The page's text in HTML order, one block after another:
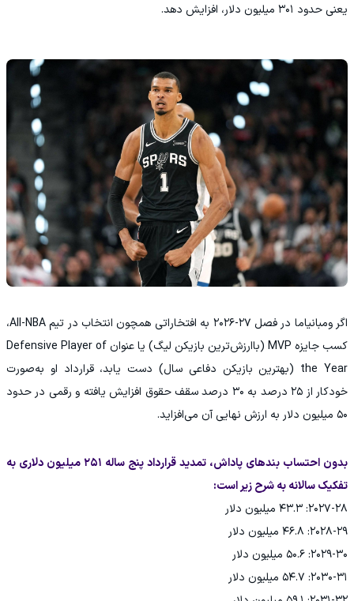
یعنی حدود ۳۰۱ میلیون دلار، افزایش دهد.
اگر ومبانیاما در فصل ۲۷-۲۰۲۶ به افتخاراتی همچون انتخاب در تیم All-NBA،
کسب جایزه MVP (باارزش‌ترین بازیکن لیگ) یا عنوان Defensive Player of
the Year (بهترین بازیکن دفاعی سال) دست یابد، قرارداد او به‌صورت
خودکار از ۲۵ درصد به ۳۰ درصد سقف حقوق افزایش یافته و رقمی در حدود
۵۰ میلیون دلار به ارزش نهایی آن می‌افزاید.
بدون احتساب بندهای پاداش، تمدید قرارداد پنج ساله ۲۵۱ میلیون دلاری به
تفکیک سالانه به شرح زیر است: